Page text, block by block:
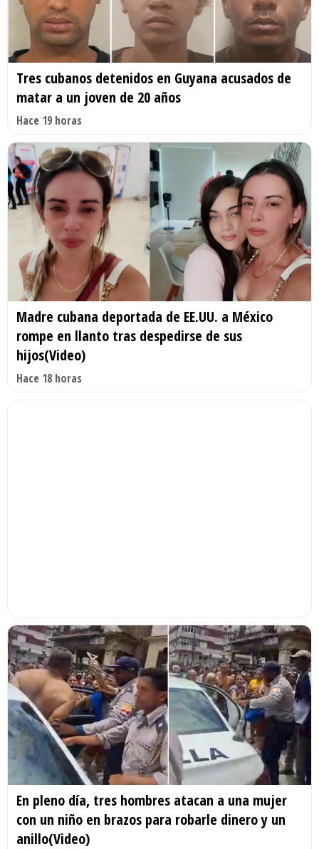
Tres cubanos detenidos en Guyana acusados de
matar a un joven de 20 años
Hace 19 horas
Madre cubana deportada de EE.UU. a México
rompe en llanto tras despedirse de sus
hijos(Video)
Hace 18 horas
En pleno día, tres hombres atacan a una mujer
con un niño en brazos para robarle dinero y un
anillo(Video)